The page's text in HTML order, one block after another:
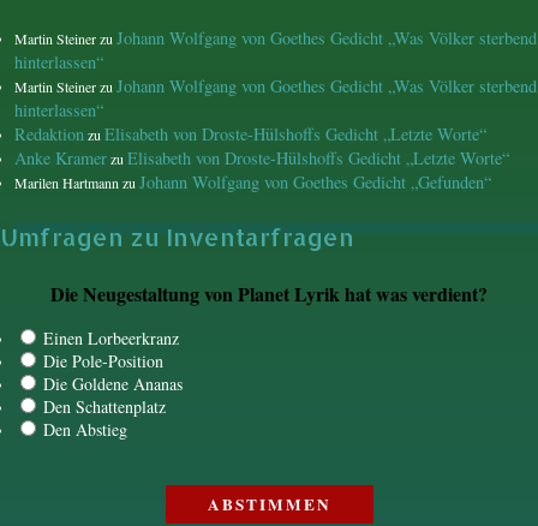
Martin SteinerzuJohann Wolfgang von Goethes Gedicht „Was Völker sterbend
hinterlassen“
Martin SteinerzuJohann Wolfgang von Goethes Gedicht „Was Völker sterbend
hinterlassen“
RedaktionzuElisabeth von Droste-Hülshoffs Gedicht „Letzte Worte“
Anke KramerzuElisabeth von Droste-Hülshoffs Gedicht „Letzte Worte“
Marilen HartmannzuJohann Wolfgang von Goethes Gedicht „Gefunden“
Umfragen zu Inventarfragen
Die Neugestaltung von Planet Lyrik hat was verdient?
Einen Lorbeerkranz
Die Pole-Position
Die Goldene Ananas
Den Schattenplatz
Den Abstieg